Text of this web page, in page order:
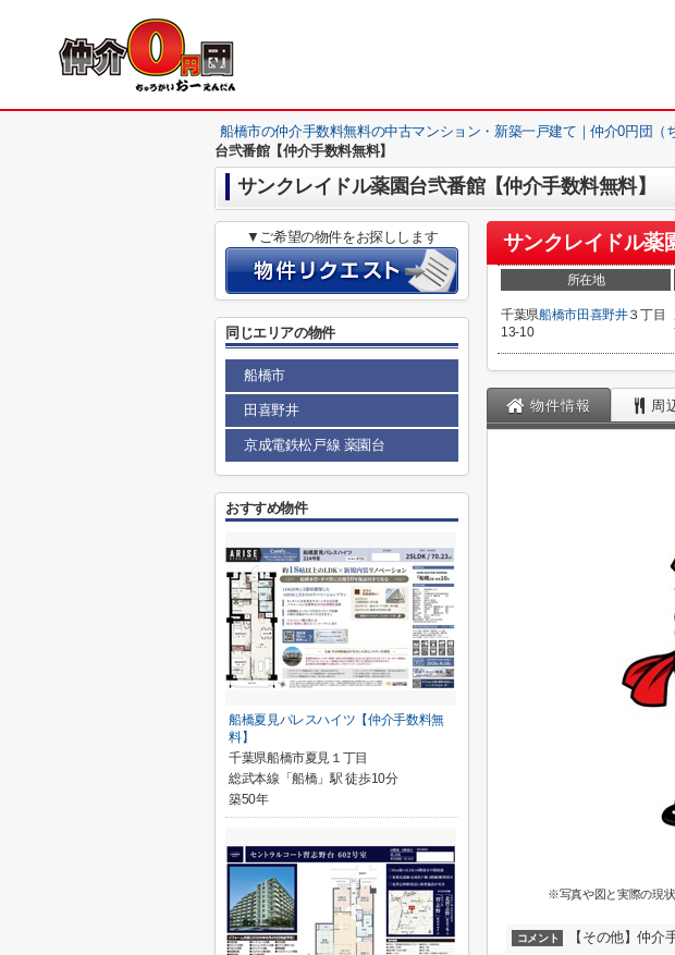
船橋市の仲介手数料無料の中古マンション・新築一戸建て｜仲介0円団（
台弐番館【仲介手数料無料】
サンクレイドル薬園台弐番館【仲介手数料無料】
サンクレイドル薬
所在地
千葉県船橋市田喜野井３丁目
13-10
物件情報 周
※写真や図と実際の現
コメント 【その他】仲介
▼ご希望の物件をお探しします
同じエリアの物件
船橋市
田喜野井
京成電鉄松戸線 薬園台
おすすめ物件
船橋夏見パレスハイツ【仲介手数料無
料】
千葉県船橋市夏見１丁目
総武本線「船橋」駅 徒歩10分
築50年